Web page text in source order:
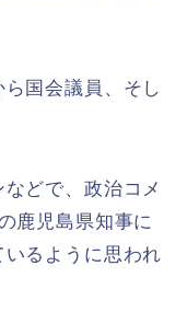
国会議員、そし
どで、政治コメ
鹿児島県知事に
るように思われ